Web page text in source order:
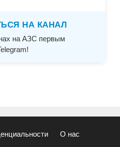
НА КАНАЛ
на АЗС первым
О нас